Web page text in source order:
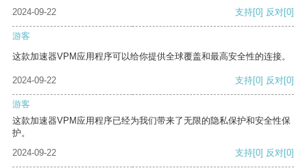
2024-09-22
支持[0] 反对[0]
游客
这款加速器VPM应用程序可以给你提供全球覆盖和最高安全性的连接。
2024-09-22 支持[0] 反对[0]
游客
这款加速器VPM应用程序已经为我们带来了无限的隐私保护和安全性保
护。
2024-09-22
支持[0] 反对[0]